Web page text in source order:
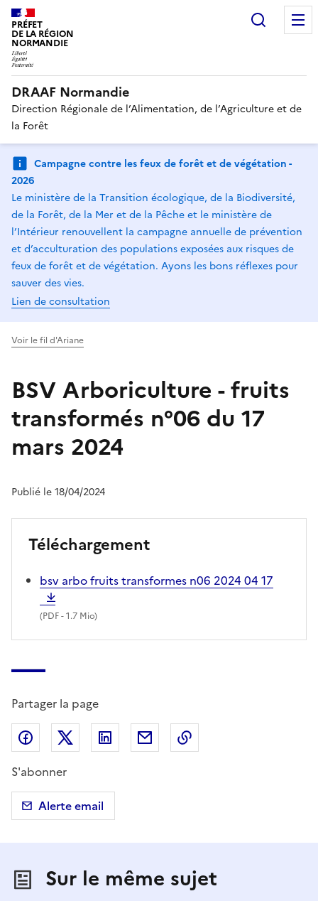
PRÉFET
DE LA RÉGION
NORMANDIE
DRAAF Normandie
Direction Régionale de l’Alimentation, de l’Agriculture et de
la Forêt
Campagne contre les feux de forêt et de végétation -
2026
Le ministère de la Transition écologique, de la Biodiversité,
de la Forêt, de la Mer et de la Pêche et le ministère de
l’Intérieur renouvellent la campagne annuelle de prévention
et d’acculturation des populations exposées aux risques de
feux de forêt et de végétation. Ayons les bons réflexes pour
sauver des vies.
Lien de consultation
Voir le fil d'Ariane
BSV Arboriculture - fruits
transformés n°06 du 17
mars 2024
Publié le 18/04/2024
Téléchargement
bsv arbo fruits transformes n06 2024 04 17
(PDF- 1.7 Mio)
Partager la page
Partager sur Facebook
Partager sur X (anciennement Twitter)
Partager sur LinkedIn
Partager par email
S'abonner
Alerte email
Sur le même sujet